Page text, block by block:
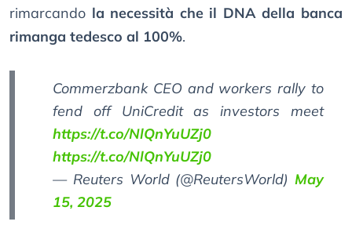
rimarcando la necessità che il DNA della banca
rimanga tedesco al 100%.
Commerzbank CEO and workers rally to
fend off UniCredit as investors meet
https://t.co/NlQnYuUZj0
https://t.co/NlQnYuUZj0
— Reuters World (@ReutersWorld) May
15, 2025